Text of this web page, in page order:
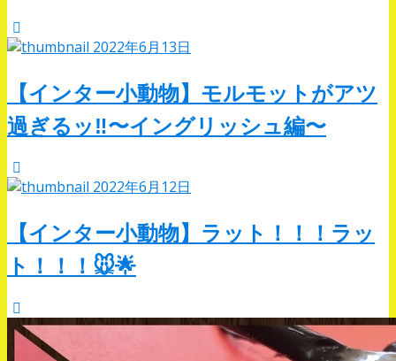
2022年6月13日
【インター小動物】モルモットがアツ
過ぎるッ‼︎〜イングリッシュ編〜
2022年6月12日
【インター小動物】ラット！！！ラッ
ト！！！🐭🌟